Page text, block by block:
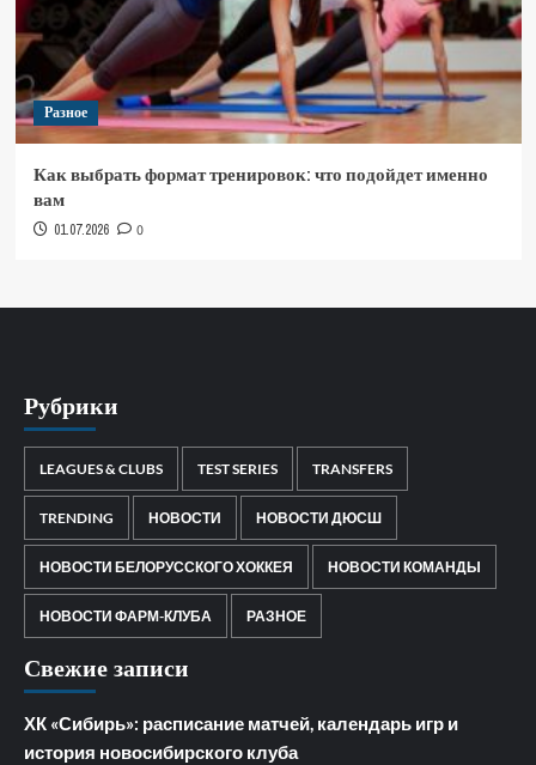
Разное
Как выбрать формат тренировок: что подойдет именно
вам
01.07.2026 0
Рубрики
LEAGUES & CLUBS TEST SERIES TRANSFERS
TRENDING НОВОСТИ НОВОСТИ ДЮСШ
НОВОСТИ БЕЛОРУССКОГО ХОККЕЯ НОВОСТИ КОМАНДЫ
НОВОСТИ ФАРМ-КЛУБА РАЗНОЕ
Свежие записи
ХК «Сибирь»: расписание матчей, календарь игр и
история новосибирского клуба